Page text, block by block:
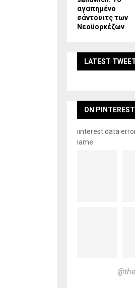
αγαπημένο
σάντουιτς των
Νεοϋορκέζων
LATEST
ON PINTEREST
pinterest data
name